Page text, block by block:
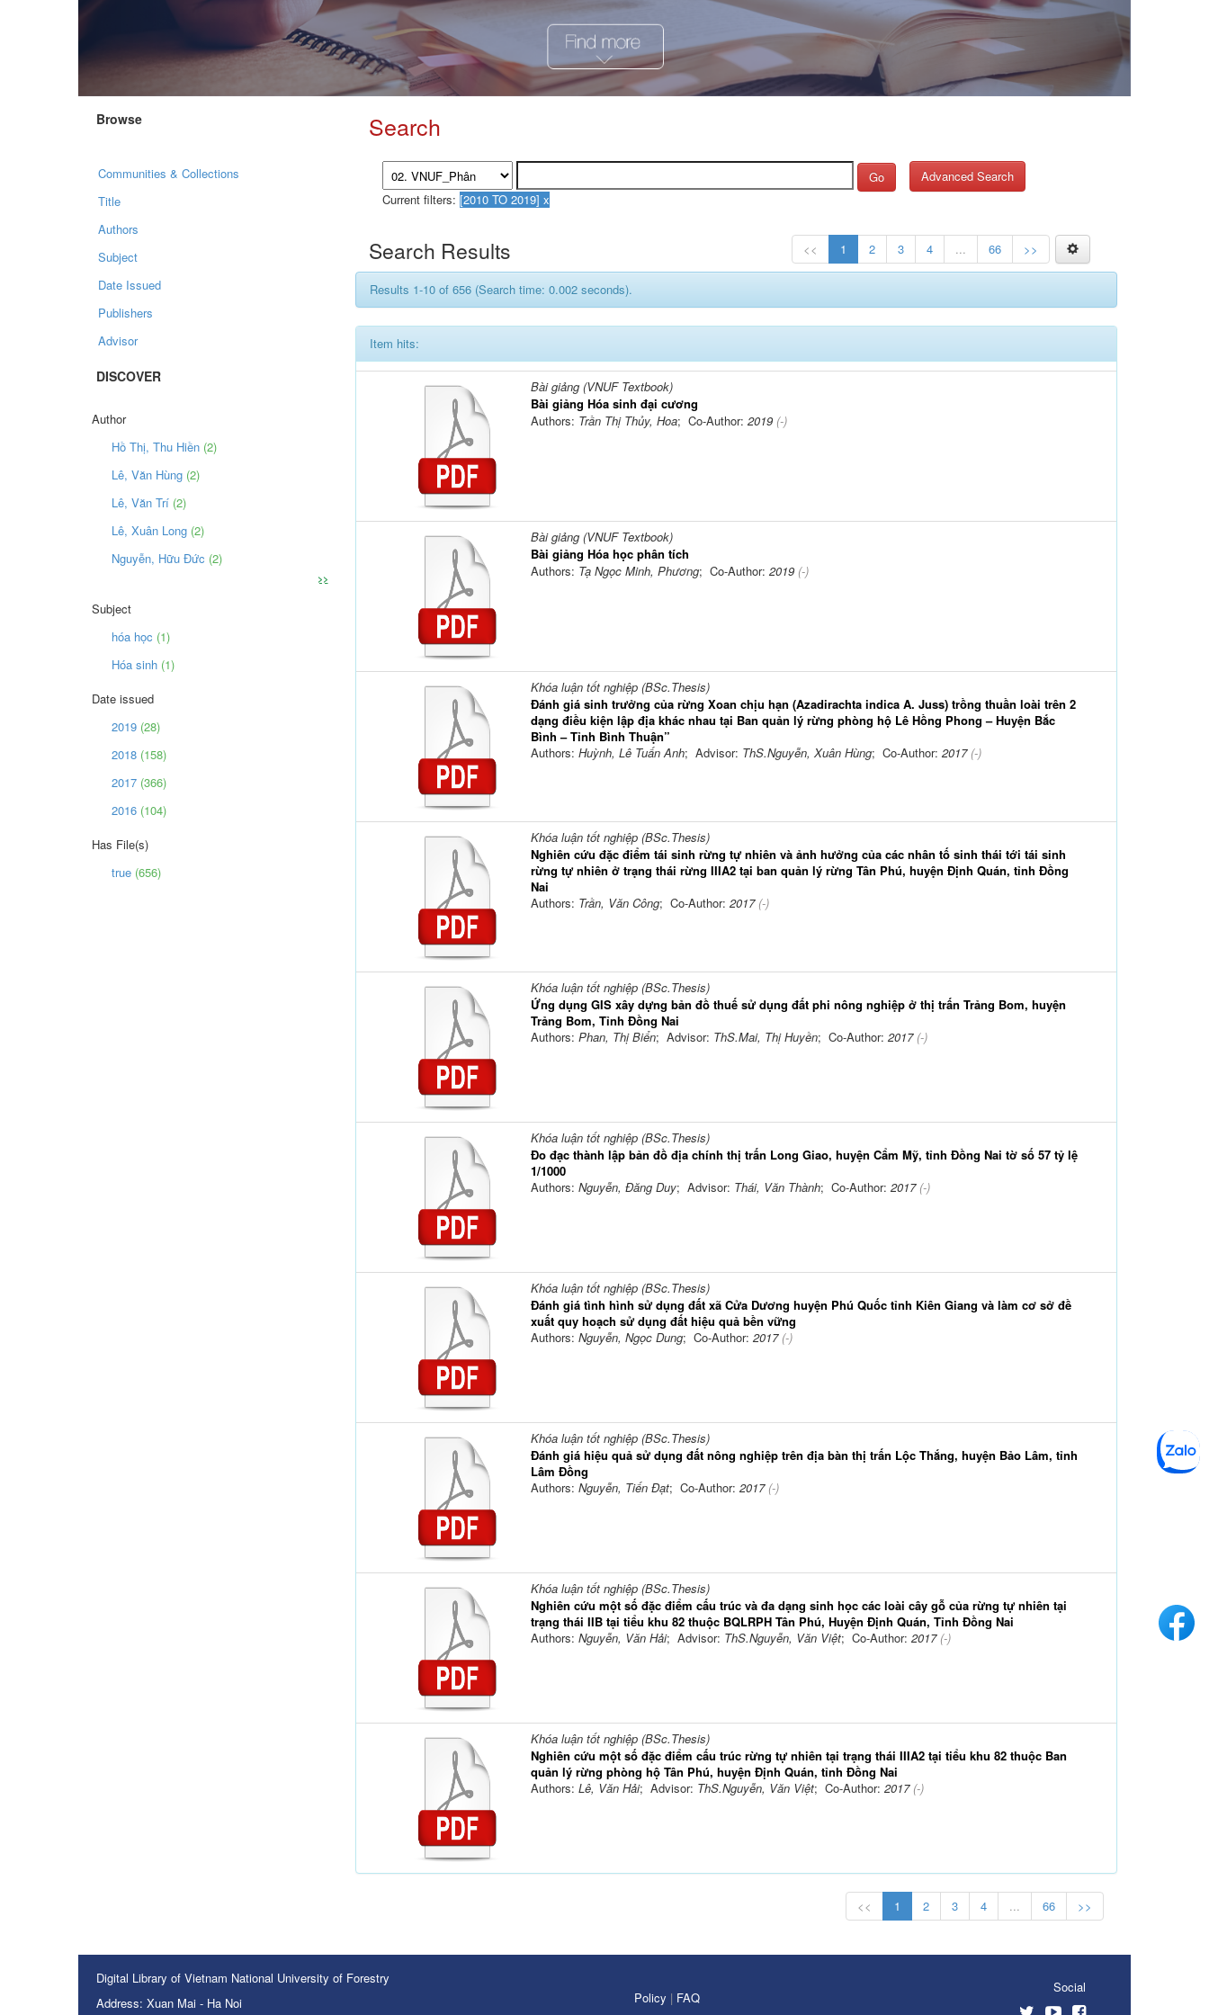
Browse
Communities & Collections
Title
Authors
Subject
Date Issued
Publishers
Advisor
DISCOVER
Author
Hồ Thị, Thu Hiền (2)
Lê, Văn Hùng (2)
Lê, Văn Trí (2)
Lê, Xuân Long (2)
Nguyễn, Hữu Đức (2)
>>
Subject
hóa học (1)
Hóa sinh (1)
Date issued
2019 (28)
2018 (158)
2017 (366)
2016 (104)
Has File(s)
true (656)
Search
Go
Current filters:
Advanced Search
Search Results << 1 2 3 4 ... 66 >>
Results 1-10 of 656 (Search time: 0.002 seconds).
Item hits:
Bài giảng (VNUF Textbook)
Bài giảng Hóa sinh đại cương
Authors: Trần Thị Thủy, Hoa; Co-Author: 2019(-)
Bài giảng (VNUF Textbook)
Bài giảng Hóa học phân tích
Authors: Tạ Ngọc Minh, Phương; Co-Author: 2019(-)
Khóa luận tốt nghiệp (BSc.Thesis)
Đánh giá sinh trưởng của rừng Xoan chịu hạn (Azadirachta indica A. Juss) trồng thuần loài trên 2
dạng điều kiện lập địa khác nhau tại Ban quản lý rừng phòng hộ Lê Hồng Phong – Huyện Bắc
Bình – Tỉnh Bình Thuận”
Authors: Huỳnh, Lê Tuấn Anh; Advisor: ThS.Nguyễn, Xuân Hùng; Co-Author: 2017(-)
Khóa luận tốt nghiệp (BSc.Thesis)
Nghiên cứu đặc điểm tái sinh rừng tự nhiên và ảnh hưởng của các nhân tố sinh thái tới tái sinh
rừng tự nhiên ở trạng thái rừng IIIA2 tại ban quản lý rừng Tân Phú, huyện Định Quán, tỉnh Đồng
Nai
Authors: Trần, Văn Công; Co-Author: 2017(-)
Khóa luận tốt nghiệp (BSc.Thesis)
Ứng dụng GIS xây dựng bản đồ thuế sử dụng đất phi nông nghiệp ở thị trấn Trảng Bom, huyện
Trảng Bom, Tỉnh Đồng Nai
Authors: Phan, Thị Biển; Advisor: ThS.Mai, Thị Huyền; Co-Author: 2017(-)
Khóa luận tốt nghiệp (BSc.Thesis)
Đo đạc thành lập bản đồ địa chính thị trấn Long Giao, huyện Cẩm Mỹ, tỉnh Đồng Nai tờ số 57 tỷ lệ
1/1000
Authors: Nguyễn, Đăng Duy; Advisor: Thái, Văn Thành; Co-Author: 2017(-)
Khóa luận tốt nghiệp (BSc.Thesis)
Đánh giá tình hình sử dụng đất xã Cửa Dương huyện Phú Quốc tỉnh Kiên Giang và làm cơ sở đề
xuất quy hoạch sử dụng đất hiệu quả bền vững
Authors: Nguyễn, Ngọc Dung; Co-Author: 2017(-)
Khóa luận tốt nghiệp (BSc.Thesis)
Đánh giá hiệu quả sử dụng đất nông nghiệp trên địa bàn thị trấn Lộc Thắng, huyện Bảo Lâm, tỉnh
Lâm Đồng
Authors: Nguyễn, Tiến Đạt; Co-Author: 2017(-)
Khóa luận tốt nghiệp (BSc.Thesis)
Nghiên cứu một số đặc điểm cấu trúc và đa dạng sinh học các loài cây gỗ của rừng tự nhiên tại
trạng thái IIB tại tiểu khu 82 thuộc BQLRPH Tân Phú, Huyện Định Quán, Tỉnh Đồng Nai
Authors: Nguyễn, Văn Hải; Advisor: ThS.Nguyễn, Văn Việt; Co-Author: 2017(-)
Khóa luận tốt nghiệp (BSc.Thesis)
Nghiên cứu một số đặc điểm cấu trúc rừng tự nhiên tại trạng thái IIIA2 tại tiểu khu 82 thuộc Ban
quản lý rừng phòng hộ Tân Phú, huyện Định Quán, tỉnh Đồng Nai
Authors: Lê, Văn Hải; Advisor: ThS.Nguyễn, Văn Việt; Co-Author: 2017(-)
<< 1 2 3 4 ... 66 >>
Digital Library of Vietnam National University of Forestry
Address: Xuan Mai - Ha Noi
Policy | FAQ
Social